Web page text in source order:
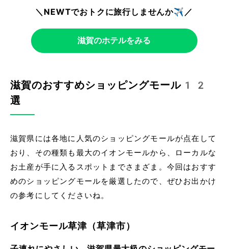
＼NEWTでおトクに旅行しませんか✈️／
滋賀のホテルをみる
滋賀のおすすめショッピングモール12
選
滋賀県には各地に人気のショッピングモールが点在して
おり、その種類も最大のイオンモールから、ローカルな
お土産が手に入るスポットまでさまざま。今回はおすす
めのショッピングモールを厳選したので、ぜひお出かけ
の参考にしてくださいね。
イオンモール草津（草津市）